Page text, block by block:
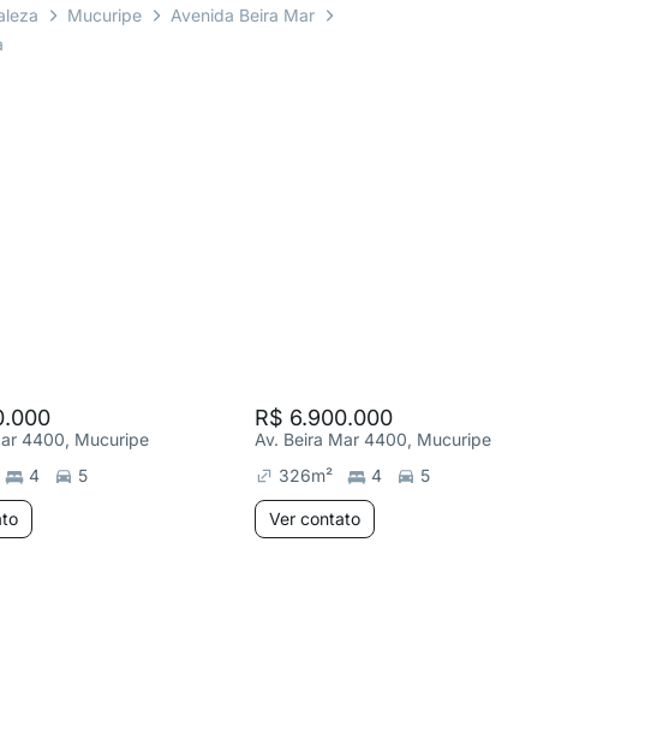
Mucuripe
Avenida Beira Mar
4400, Mucuripe
4 5
R$ 6.900.000
Av. Beira Mar 4400, Mucuripe
326m² 4 5
Ver contato